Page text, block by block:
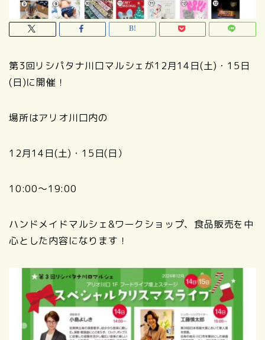
第3回リシパタナ川口マルシェが12月14日(土)・15日
(日)に開催！
場所はアリオ川口内の
12月14日(土)・15日(日）
10:00〜19:00
ハンドメイドマルシェ&ワークショップ、食品販売を中
心とした内容になります！